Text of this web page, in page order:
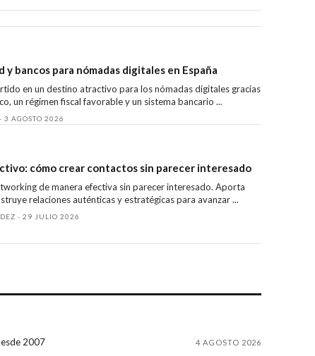
y bancos para nómadas digitales en España
en un destino atractivo para los nómadas digitales gracias
un régimen fiscal favorable y un sistema bancario ...
3 AGOSTO 2026
cómo crear contactos sin parecer interesado
de manera efectiva sin parecer interesado. Aporta
relaciones auténticas y estratégicas para avanzar ...
· 29 JULIO 2026
2007 4 AGOSTO 2026